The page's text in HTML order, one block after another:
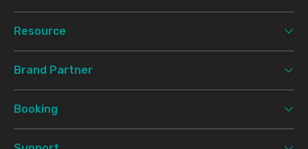
Resource
Brand Partner
Booking